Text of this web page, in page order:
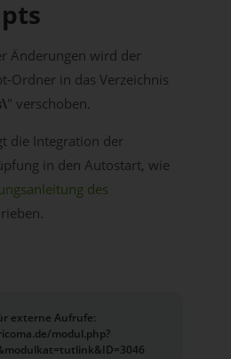
Änderungen wird der
Ordner in das Verzeichnis
" verschoben.
die Integration der
in den Autostart, wie
des
externe Aufrufe:
modul.php?